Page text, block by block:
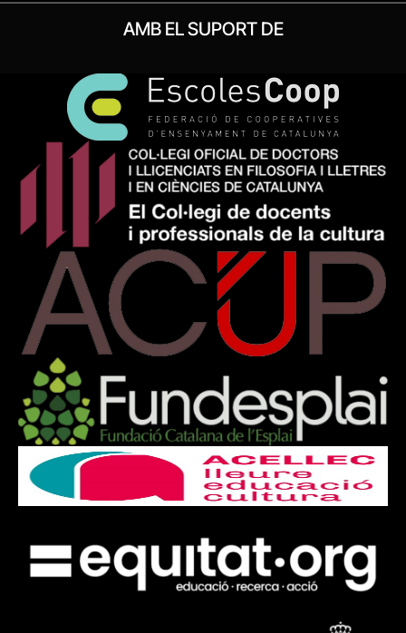
AMB EL SUPORT DE